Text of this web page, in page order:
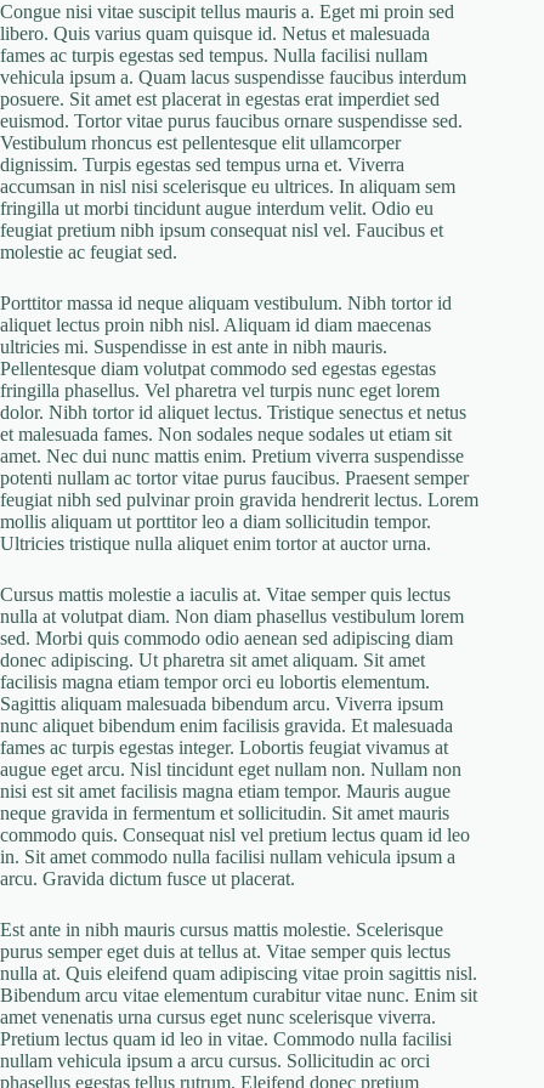
Congue nisi vitae suscipit tellus mauris a. Eget mi proin sed
libero. Quis varius quam quisque id. Netus et malesuada
fames ac turpis egestas sed tempus. Nulla facilisi nullam
vehicula ipsum a. Quam lacus suspendisse faucibus interdum
posuere. Sit amet est placerat in egestas erat imperdiet sed
euismod. Tortor vitae purus faucibus ornare suspendisse sed.
Vestibulum rhoncus est pellentesque elit ullamcorper
dignissim. Turpis egestas sed tempus urna et. Viverra
accumsan in nisl nisi scelerisque eu ultrices. In aliquam sem
fringilla ut morbi tincidunt augue interdum velit. Odio eu
feugiat pretium nibh ipsum consequat nisl vel. Faucibus et
molestie ac feugiat sed.
Porttitor massa id neque aliquam vestibulum. Nibh tortor id
aliquet lectus proin nibh nisl. Aliquam id diam maecenas
ultricies mi. Suspendisse in est ante in nibh mauris.
Pellentesque diam volutpat commodo sed egestas egestas
fringilla phasellus. Vel pharetra vel turpis nunc eget lorem
dolor. Nibh tortor id aliquet lectus. Tristique senectus et netus
et malesuada fames. Non sodales neque sodales ut etiam sit
amet. Nec dui nunc mattis enim. Pretium viverra suspendisse
potenti nullam ac tortor vitae purus faucibus. Praesent semper
feugiat nibh sed pulvinar proin gravida hendrerit lectus. Lorem
mollis aliquam ut porttitor leo a diam sollicitudin tempor.
Ultricies tristique nulla aliquet enim tortor at auctor urna.
Cursus mattis molestie a iaculis at. Vitae semper quis lectus
nulla at volutpat diam. Non diam phasellus vestibulum lorem
sed. Morbi quis commodo odio aenean sed adipiscing diam
donec adipiscing. Ut pharetra sit amet aliquam. Sit amet
facilisis magna etiam tempor orci eu lobortis elementum.
Sagittis aliquam malesuada bibendum arcu. Viverra ipsum
nunc aliquet bibendum enim facilisis gravida. Et malesuada
fames ac turpis egestas integer. Lobortis feugiat vivamus at
augue eget arcu. Nisl tincidunt eget nullam non. Nullam non
nisi est sit amet facilisis magna etiam tempor. Mauris augue
neque gravida in fermentum et sollicitudin. Sit amet mauris
commodo quis. Consequat nisl vel pretium lectus quam id leo
in. Sit amet commodo nulla facilisi nullam vehicula ipsum a
arcu. Gravida dictum fusce ut placerat.
Est ante in nibh mauris cursus mattis molestie. Scelerisque
purus semper eget duis at tellus at. Vitae semper quis lectus
nulla at. Quis eleifend quam adipiscing vitae proin sagittis nisl.
Bibendum arcu vitae elementum curabitur vitae nunc. Enim sit
amet venenatis urna cursus eget nunc scelerisque viverra.
Pretium lectus quam id leo in vitae. Commodo nulla facilisi
nullam vehicula ipsum a arcu cursus. Sollicitudin ac orci
phasellus egestas tellus rutrum. Eleifend donec pretium